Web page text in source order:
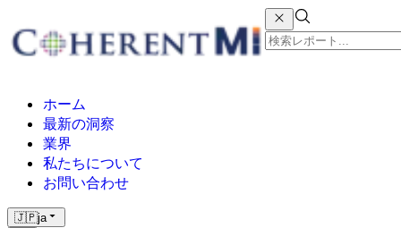
ホーム
最新の洞察
業界
私たちについて
お問い合わせ
🇯🇵ja